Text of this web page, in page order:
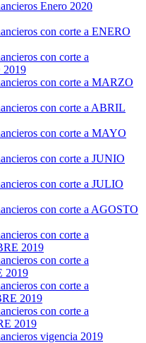
Enero 2020
con corte a ENERO
con corte a
2019
con corte a MARZO
con corte a ABRIL
con corte a MAYO
con corte a JUNIO
con corte a JULIO
con corte a AGOSTO
con corte a
2019
con corte a
2019
con corte a
2019
con corte a
2019
vigencia 2019